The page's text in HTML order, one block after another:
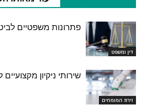
דין ומשפט
פתרונות משפטיים
זירת המומחים
שירותי ניקיון